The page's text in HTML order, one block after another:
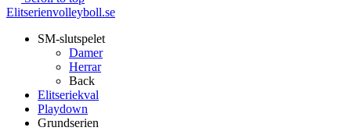
Elitserienvolleyboll.se
SM-slutspelet
Damer
Herrar
Back
Elitseriekval
Playdown
Grundserien